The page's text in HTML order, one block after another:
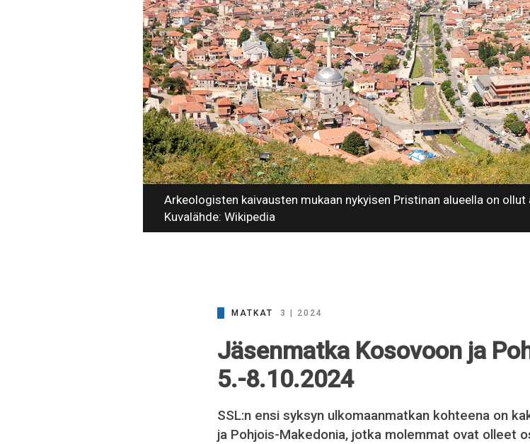
Arkeologisten kaivausten mukaan nykyisen Pristinan alueella on
Kuvalähde: Wikipedia
MATKAT 3 | 2024
Jäsenmatka Kosovoon ja
5.-8.10.2024
SSL:n ensi syksyn ulkomaanmatkan kohteena on
ja Pohjois-Makedonia, jotka molemmat ovat olleet